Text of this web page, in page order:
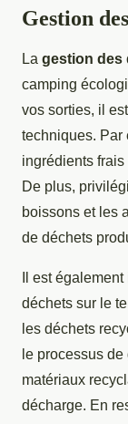
Gestion
La gestion des
camping
vos sorties, il
techniques. Par
ingrédients
De plus,
boissons et les
de déchets
Il est
déchets sur le
les déchets
le processus
matériaux
décharge. En